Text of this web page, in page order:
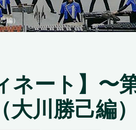
編）
ネート】〜
（大川勝己編）